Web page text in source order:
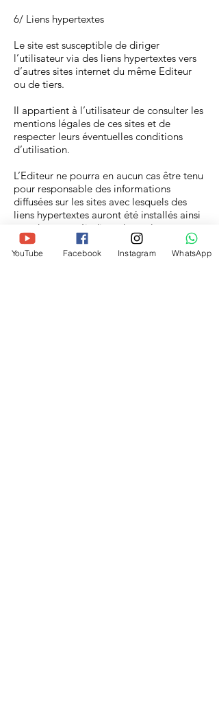
6/ Liens hypertextes
Le site est susceptible de diriger
l’utilisateur via des liens hypertextes vers
d’autres sites internet du même Editeur
ou de tiers.
Il appartient à l’utilisateur de consulter les
mentions légales de ces sites et de
respecter leurs éventuelles conditions
d’utilisation.
L’Editeur ne pourra en aucun cas être tenu
pour responsable des informations
diffusées sur les sites avec lesquels des
liens hypertextes auront été installés ainsi
que de tous préjudices de quelque nature
que ce soit résultant notamment de leur
accès.
YouTube Facebook Instagram WhatsApp